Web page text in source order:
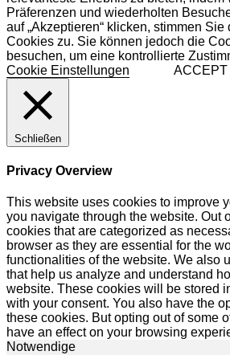
Präferenzen und wiederholten
auf „Akzeptieren“ klicken, stimmen
Cookies zu. Sie können jedoch die
besuchen, um eine kontrollierte
Cookie Einstellungen
ACCEPT
Schließen
Privacy Overview
This website uses cookies to improve
you navigate through the website. Out
cookies that are categorized as
browser as they are essential for the
functionalities of the website. We also
that help us analyze and understand
website. These cookies will be stored
with your consent. You also have the
these cookies. But opting out of some
have an effect on your browsing
Notwendige